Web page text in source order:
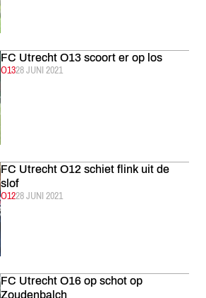
FC Utrecht O13 scoort er op los
CATEGORIE:
O13GEPUBLICEERD:
28 JUNI 2021
FC Utrecht O12 schiet flink uit de
slof
CATEGORIE:
O12GEPUBLICEERD:
28 JUNI 2021
FC Utrecht O16 op schot op
Zoudenbalch